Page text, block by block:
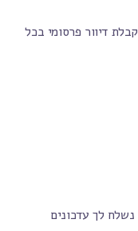
דיוור פרסומי בכל
לך עדכונים